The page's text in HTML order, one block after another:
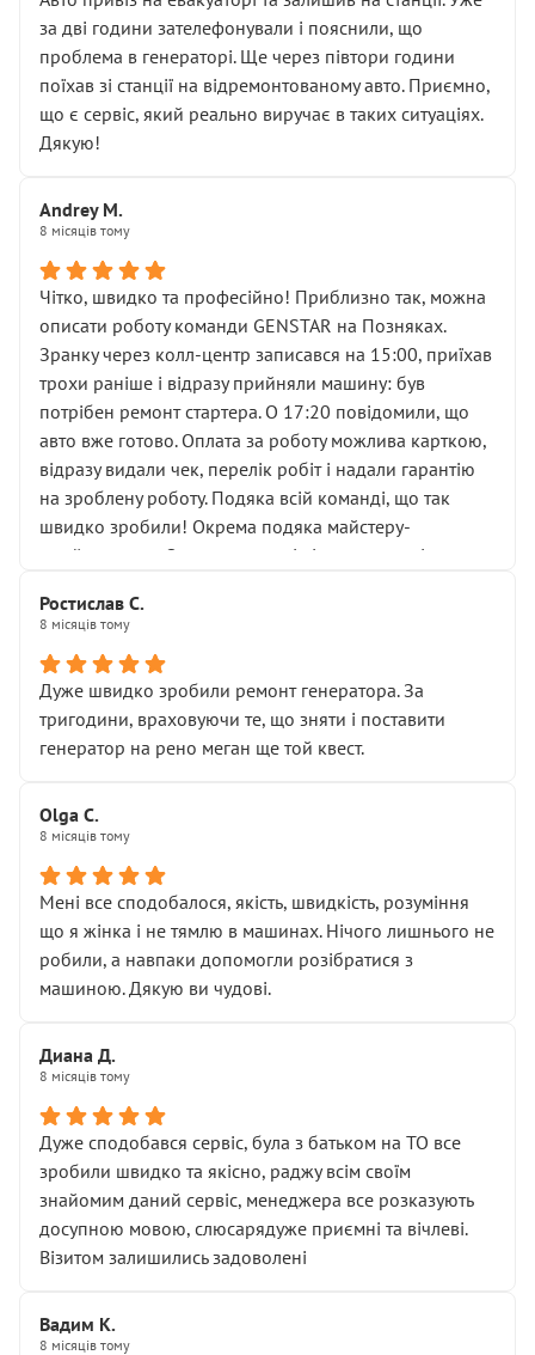
чіткого пояснення
( ну все зняли та доробили) дякую!
Окремий момент, який виглядає абсурдно:
мені заявили, що бачок гальмівної рідини потрібно
міняти разом із головним гальмівним циліндром у
Для людини, яка хоча б трохи розуміється на техніці,
це звучить як мінімум непрофесійно, а як максимум —
спроба продати дорогий вузол замість елементарних
ущільнювачів.
Що прикро — це не перший мій візит. Раніше міняв у
вас стартер, і тоді сервіс наче справив хороше
враження. Але згодом знайшов декілька гайок під
лобовим склом. Мені пояснили, що це “старі гайки, які
відкручували”, і попросили не хвилюватися. ( надіюсь
новий власник, не застяг в полі))
Але після нинішнього візиту такі дрібниці вже не
здаються дрібницями.
Я — клієнт, який працює на довірі, і саме її цей сервіс
Хотілося б більше:
• належної уваги до авто
• прозорості в роботах і рахунках
• реальної діагностики, а не формального
“подивились і поїхав”
На жаль, складається враження, що сервіс працює не
Стосовно комунікації - все добре
за дві години зателефонували і пояснили, що
проблема в генераторі. Ще через півтори години
поїхав зі станції на відремонтованому авто. Приємно,
що є сервіс, який реально виручає в таких ситуаціях.
Дякую!
Andrey M.
8 місяців тому
Чітко, швидко та професійно! Приблизно так, можна
описати роботу команди GENSTAR на Позняках.
Зранку через колл-центр записався на 15:00, приїхав
трохи раніше і відразу прийняли машину: був
потрібен ремонт стартера. О 17:20 повідомили, що
авто вже готово. Оплата за роботу можлива карткою,
відразу видали чек, перелік робіт і надали гарантію
на зроблену роботу. Подяка всій команді, що так
швидко зробили! Окрема подяка майстеру-
приймальнику Олександру: всі чітко та по суті.
звертатися до цього автосервісу.
Ростислав С.
8 місяців тому
Дуже швидко зробили ремонт генератора. За
тригодини, враховуючи те, що зняти і поставити
генератор на рено меган ще той квест.
Olga С.
8 місяців тому
Мені все сподобалося, якість, швидкість, розуміння
що я жінка і не тямлю в машинах. Нічого лишнього не
робили, а навпаки допомогли розібратися з
машиною. Дякую ви чудові.
Диана Д.
8 місяців тому
Дуже сподобався сервіс, була з батьком на ТО все
зробили швидко та якісно, раджу всім своїм
знайомим даний сервіс, менеджера все розказують
досупною мовою, слюсарядуже приємні та вічлеві.
Візитом залишились задоволені
Вадим К.
8 місяців тому